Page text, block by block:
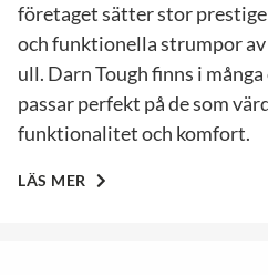
företaget sätter stor
och funktionella strumpor
ull. Darn Tough finns i
passar perfekt på de som
funktionalitet och komfort.
LÄS MER